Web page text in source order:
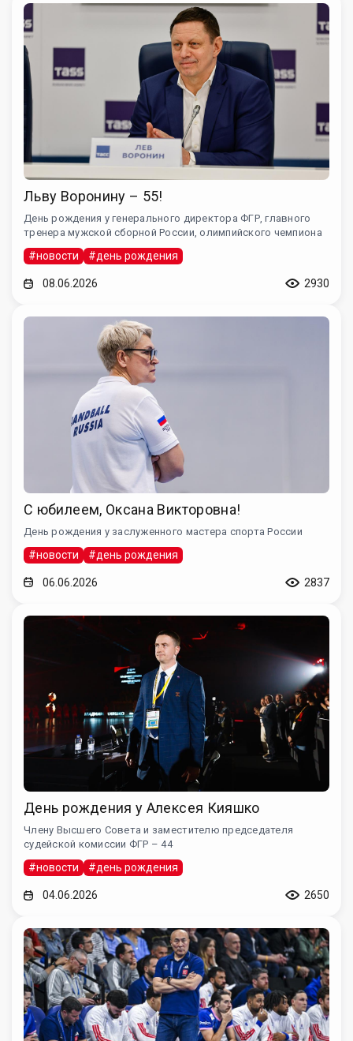
Льву Воронину – 55!
День рождения у генерального директора ФГР, главного
тренера мужской сборной России, олимпийского чемпиона
#новости #день рождения
08.06.2026 2930
С юбилеем, Оксана Викторовна!
День рождения у заслуженного мастера спорта России
#новости #день рождения
06.06.2026 2837
День рождения у Алексея Кияшко
Члену Высшего Совета и заместителю председателя
судейской комиссии ФГР – 44
#новости #день рождения
04.06.2026 2650